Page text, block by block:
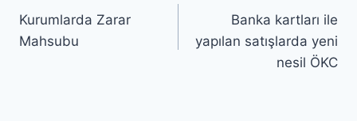
gezinmesi
Kurumlarda Zarar
Mahsubu
Banka kartları ile
yapılan satışlarda yeni
nesil ÖKC